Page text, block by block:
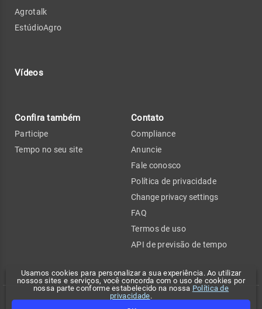
Usamos cookies para personalizar a sua experiência. Ao utilizar
nossos sites e serviços, você concorda com o uso de cookies por
nossa parte conforme estabelecido na nossa Política de
privacidade.
Agrotalk
EstúdioAgro
Vídeos
Confira também
Participe
Tempo no seu site
Contato
Compliance
Anuncie
Fale conosco
Política de privacidade
Change privacy settings
FAQ
Termos de uso
API de previsão de tempo